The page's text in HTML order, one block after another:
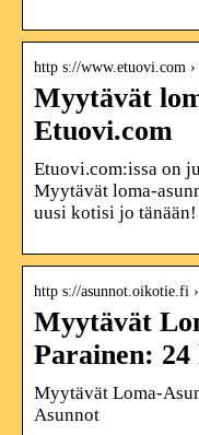
http s://www.etuovi.com
Myytävät
Etuovi.com
Etuovi.com:issa on
Myytävät loma-
uusi kotisi jo tänään!
http s://asunnot.oikotie.fi
Myytävät
Parainen: 24
Myytävät Loma-
Asunnot